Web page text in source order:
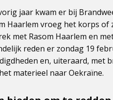
jaar kwam er bij
Haarlem vroeg het korps of
met Rasom Haarlem en
reden er zondag 19
en, uiteraard, met
materieel naar Oekraïne.